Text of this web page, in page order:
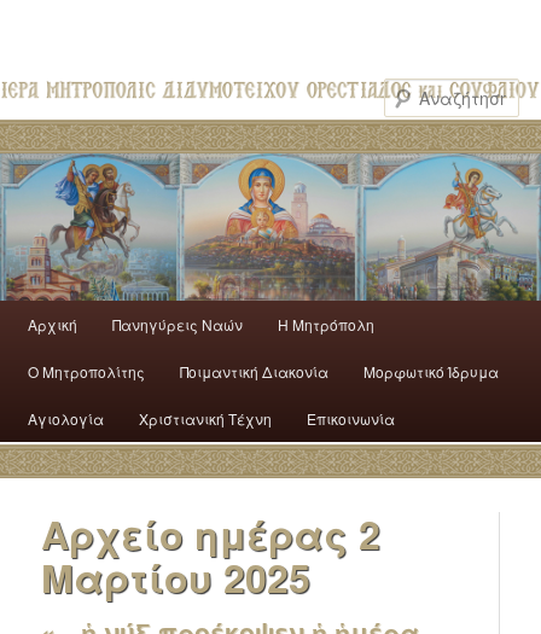
Αρχική Πανηγύρεις Ναών H Mητρόπολη
Ο Mητροπολίτης Ποιμαντική Διακονία Μορφωτικό Ίδρυμα
Αγιολογία Χριστιανική Τέχνη Επικοινωνία
Αρχείο ημέρας 2
Μαρτίου 2025